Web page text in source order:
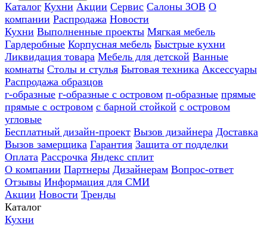
Каталог Кухни Акции Сервис Салоны ЗОВ О
компании Распродажа Новости
Кухни Выполненные проекты Мягкая мебель
Гардеробные Корпусная мебель Быстрые кухни
Ликвидация товара Мебель для детской Ванные
комнаты Столы и стулья Бытовая техника Аксессуары
Распродажа образцов
г-образные г-образные с островом п-образные прямые
прямые с островом с барной стойкой с островом
угловые
Бесплатный дизайн-проект Вызов дизайнера Доставка
Вызов замерщика Гарантия Защита от подделки
Оплата Рассрочка Яндекс сплит
О компании Партнеры Дизайнерам Вопрос-ответ
Отзывы Информация для СМИ
Акции Новости Тренды
Каталог
Кухни